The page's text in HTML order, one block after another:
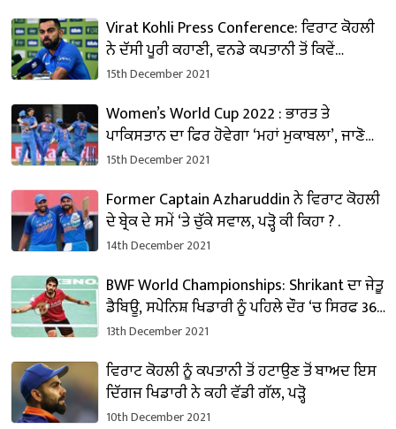
Virat Kohli Press Conference: ਵਿਰਾਟ ਕੋਹਲੀ
ਨੇ ਦੱਸੀ ਪੂਰੀ ਕਹਾਣੀ, ਵਨਡੇ ਕਪਤਾਨੀ ਤੋਂ ਕਿਵੇਂ
ਹਟਾਇਆ ਗਿਆ?
15th December 2021
Women’s World Cup 2022 : ਭਾਰਤ ਤੇ
ਪਾਕਿਸਤਾਨ ਦਾ ਫਿਰ ਹੋਵੇਗਾ ‘ਮਹਾਂ ਮੁਕਾਬਲਾ’, ਜਾਣੋ
Schedule
15th December 2021
Former Captain Azharuddin ਨੇ ਵਿਰਾਟ ਕੋਹਲੀ
ਦੇ ਬ੍ਰੇਕ ਦੇ ਸਮੇਂ ‘ਤੇ ਚੁੱਕੇ ਸਵਾਲ, ਪੜ੍ਹੋ ਕੀ ਕਿਹਾ ? .
14th December 2021
BWF World Championships: ‪Shrikant ਦਾ ਜੇਤੂ
ਡੈਬਿਊ, ਸਪੇਨਿਸ਼ ਖਿਡਾਰੀ ਨੂੰ ਪਹਿਲੇ ਦੌਰ ‘ਚ ਸਿਰਫ 36
ਮਿੰਟ ‘ਚ ਹਰਾਇਆ
13th December 2021
ਵਿਰਾਟ ਕੋਹਲੀ ਨੂੰ ਕਪਤਾਨੀ ਤੋਂ ਹਟਾਉਣ ਤੋਂ ਬਾਅਦ ਇਸ
ਦਿੱਗਜ ਖਿਡਾਰੀ ਨੇ ਕਹੀ ਵੱਡੀ ਗੱਲ, ਪੜ੍ਹੋ
10th December 2021